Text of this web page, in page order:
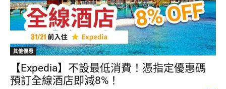
其他優惠
【Expedia】不設最低消費！憑指定優惠碼
預訂全線酒店即減8%！